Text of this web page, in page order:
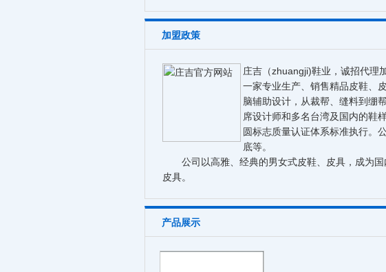
加盟政策
庄吉（zhuangji)鞋业，诚招代理
一家专业生产、销售精品皮鞋、
脑辅助设计，从裁帮、缝料到绷
席设计师和多名台湾及国内的鞋
圆标志质量认证体系标准执行。
底等。
公司以高雅、经典的男女式皮鞋、皮具，成为国
皮具。
产品展示